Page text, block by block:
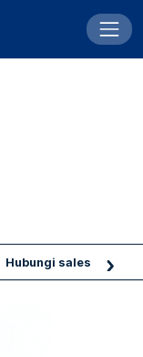
Hubungi sales